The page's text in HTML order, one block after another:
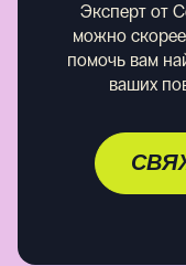
Эксперт от
можно
помочь вам
ваших